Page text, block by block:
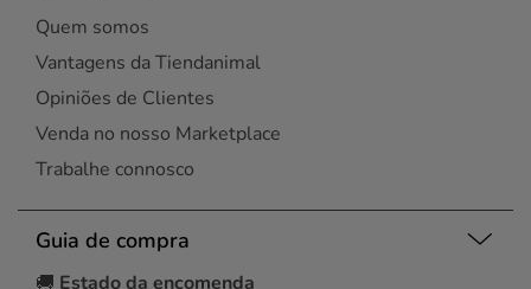
Quem somos
Vantagens da Tiendanimal
Opiniões de Clientes
Venda no nosso Marketplace
Trabalhe connosco
Guia de compra
🚚 Estado da encomenda